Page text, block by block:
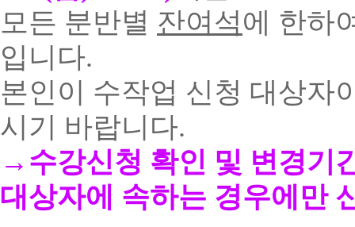
모든 분반별 잔여석에 한하
입니다.
본인이 수작업 신청 대상자
시기 바랍니다.
→ 수강신청 확인 및 변경기
대상자에 속하는 경우에만